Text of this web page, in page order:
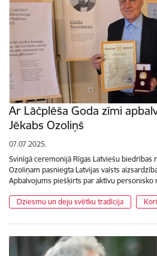
Ar Lāčplēša Goda zīmi
Jēkabs Ozoliņš
07.07.2025.
Svinīgā ceremonijā Rīgas Latviešu biedrības
Ozoliņam pasniegta Latvijas valsts
Apbalvojums piešķirts par aktīvu
Dziesmu un deju svētku tradīcija Kori